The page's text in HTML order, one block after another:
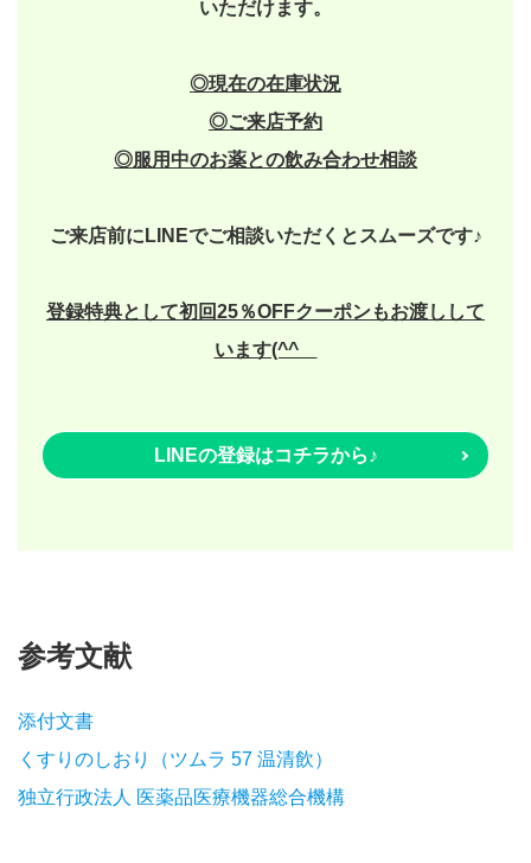
いただけます。
◎現在の在庫状況
◎ご来店予約
◎服用中のお薬との飲み合わせ相談
ご来店前にLINEでご相談いただくとスムーズです♪
登録特典として初回25％OFFクーポンもお渡しして
います(^^ゞ
LINEの登録はコチラから♪
参考文献
添付文書
くすりのしおり（ツムラ 57 温清飲）
独立行政法人 医薬品医療機器総合機構